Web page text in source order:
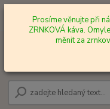
+420 602 577 209
Prosíme věnujte při
ZRNKOVÁ káva.
měnit za